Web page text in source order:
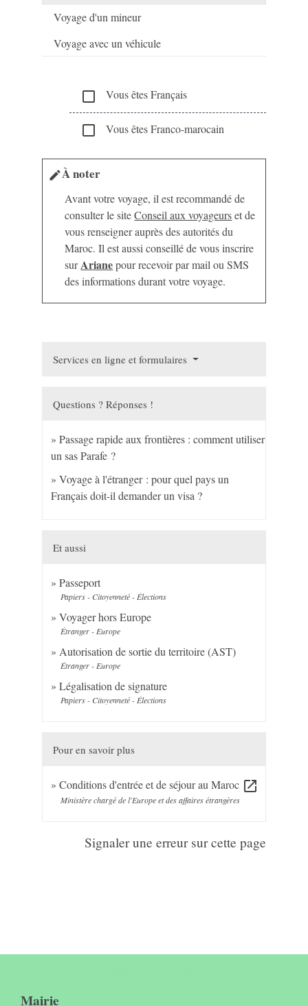
Voyage d'un mineur
Voyage avec un véhicule
check_box_outline_blank Vous êtes Français
check_box_outline_blank Vous êtes Franco-marocain
editÀ noter
Avant votre voyage, il est recommandé de
consulter le siteConseil aux voyageurset de
vous renseigner auprès des autorités du
Maroc. Il est aussi conseillé de vous inscrire
surArianepour recevoir par mail ou SMS
des informations durant votre voyage.
Services en ligne et formulaires
Questions ? Réponses !
Passage rapide aux frontières : comment utiliser
un sas Parafe ?
Voyage à l'étranger : pour quel pays un
Français doit-il demander un visa ?
Et aussi
Passeport
Papiers - Citoyenneté - Élections
Voyager hors Europe
Étranger - Europe
Autorisation de sortie du territoire (AST)
Étranger - Europe
Légalisation de signature
Papiers - Citoyenneté - Élections
Pour en savoir plus
Conditions d'entrée et de séjour au Maroc open_in_new
Ministère chargé de l'Europe et des affaires étrangères
Signaler une erreur sur cette page
Mairie